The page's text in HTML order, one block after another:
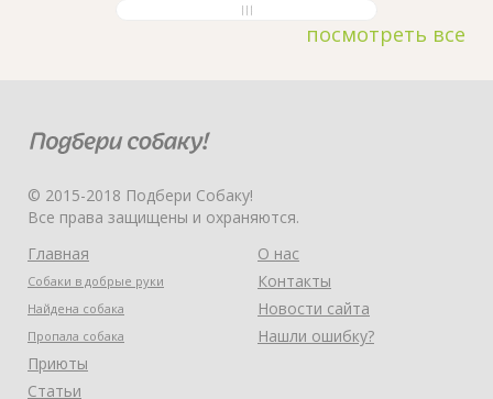
посмотреть все
© 2015-2018 Подбери Собаку!
Все права защищены и охраняются.
Главная
Собаки в добрые руки
Найдена собака
Пропала собака
Приюты
Статьи
О нас
Контакты
Новости сайта
Нашли ошибку?